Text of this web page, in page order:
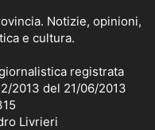
Notizie, opinioni,
e cultura.
registrata
2013 del 21/06/2013
Livrieri